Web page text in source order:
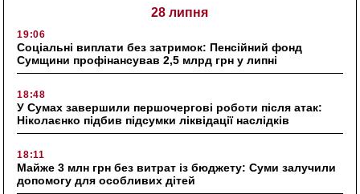
28 липня
19:06
Соціальні виплати без затримок: Пенсійний фонд
Сумщини профінансував 2,5 млрд грн у липні
18:48
У Сумах завершили першочергові роботи після атак:
Ніколаєнко підбив підсумки ліквідації наслідків
18:11
Майже 3 млн грн без витрат із бюджету: Суми залучили
допомогу для особливих дітей